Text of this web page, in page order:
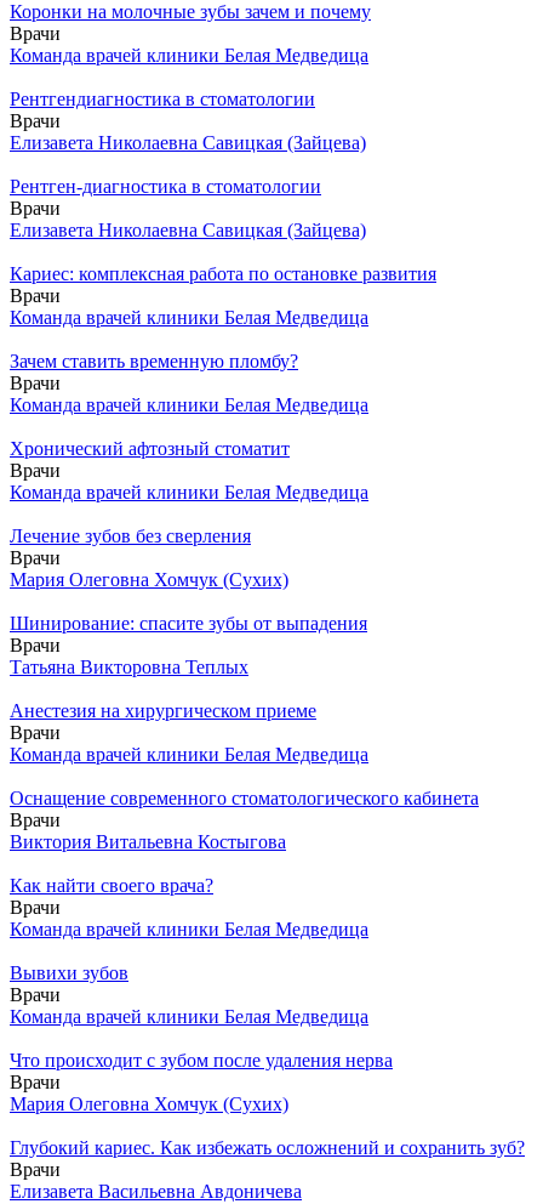
Коронки на молочные зубы зачем и почему
Врачи
Команда врачей клиники Белая Медведица
Рентгендиагностика в стоматологии
Врачи
Елизавета Николаевна Савицкая (Зайцева)
Рентген-диагностика в стоматологии
Врачи
Елизавета Николаевна Савицкая (Зайцева)
Кариес: комплексная работа по остановке развития
Врачи
Команда врачей клиники Белая Медведица
Зачем ставить временную пломбу?
Врачи
Команда врачей клиники Белая Медведица
Хронический афтозный стоматит
Врачи
Команда врачей клиники Белая Медведица
Лечение зубов без сверления
Врачи
Мария Олеговна Хомчук (Сухих)
Шинирование: спасите зубы от выпадения
Врачи
Татьяна Викторовна Теплых
Анестезия на хирургическом приеме
Врачи
Команда врачей клиники Белая Медведица
Оснащение современного стоматологического кабинета
Врачи
Виктория Витальевна Костыгова
Как найти своего врача?
Врачи
Команда врачей клиники Белая Медведица
Вывихи зубов
Врачи
Команда врачей клиники Белая Медведица
Что происходит с зубом после удаления нерва
Врачи
Мария Олеговна Хомчук (Сухих)
Глубокий кариес. Как избежать осложнений и сохранить зуб?
Врачи
Елизавета Васильевна Авдоничева